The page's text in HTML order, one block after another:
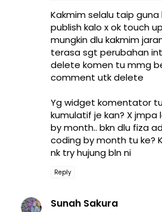
Kakmim selalu taip guna
publish kalo x ok touch
mungkin dlu kakmim
terasa sgt perubahan
delete komen tu mmg
comment utk delete
Yg widget komentator
kumulatif je kan? X
by month.. bkn dlu fiza
coding by month tu ke?
nk try hujung bln ni
Reply
Sunah Sakura